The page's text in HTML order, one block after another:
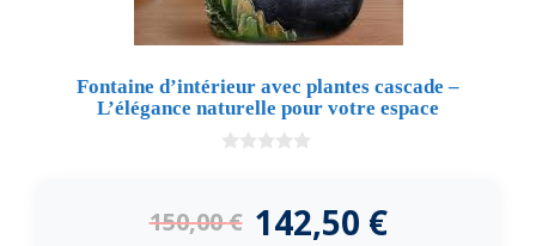
Fontaine d’intérieur avec plantes cascade –
L’élégance naturelle pour votre espace
5
150,00€ 142,50 €